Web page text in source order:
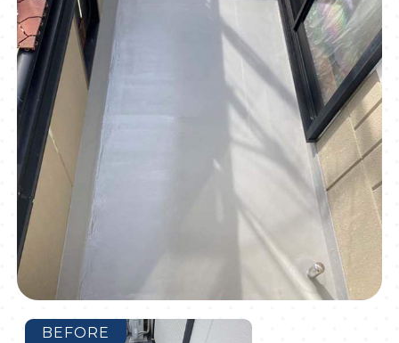
BEFORE